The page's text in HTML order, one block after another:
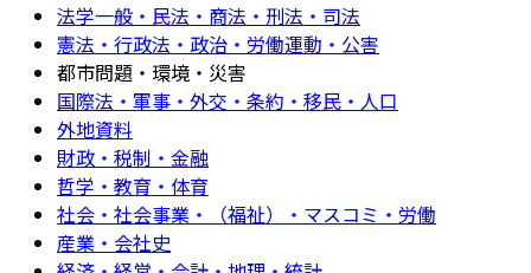
法学一般・民法・商法・刑法・司法
憲法・行政法・政治・労働運動・公害
都市問題・環境・災害
国際法・軍事・外交・条約・移民・人口
外地資料
財政・税制・金融
哲学・教育・体育
社会・社会事業・（福祉）・マスコミ・労働
産業・会社史